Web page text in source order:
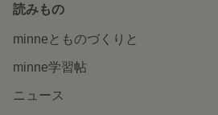
読みもの
minneとものづくりと
minne学習帖
ニュース